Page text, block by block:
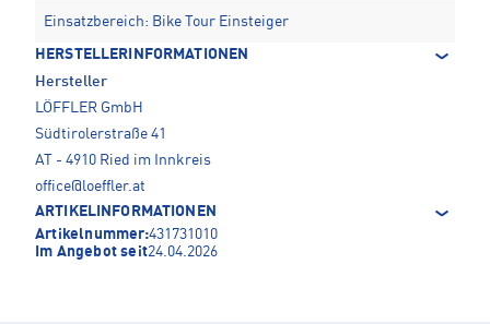
Einsatzbereich: Bike Tour Einsteiger
HERSTELLERINFORMATIONEN
Hersteller
LÖFFLER GmbH
Südtirolerstraße 41
AT - 4910 Ried im Innkreis
office@loeffler.at
ARTIKELINFORMATIONEN
Artikelnummer:431731010
Im Angebot seit24.04.2026